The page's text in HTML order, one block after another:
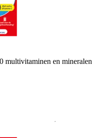
multivitaminen en mineralen